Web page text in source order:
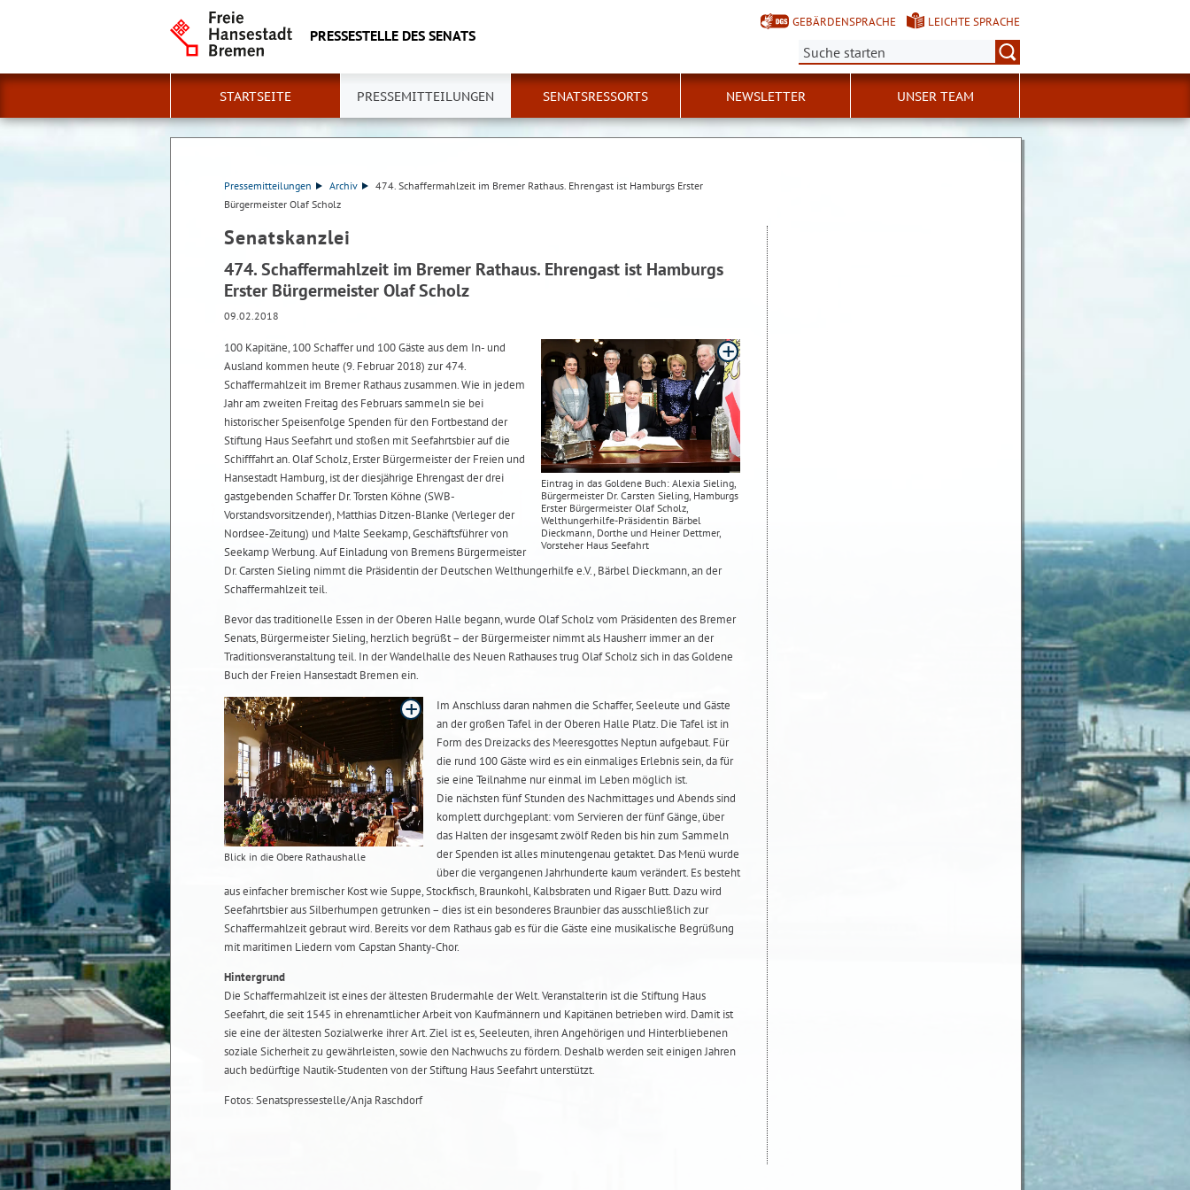
PRESSESTELLE DES SENATS
GEBÄRDENSPRACHE
LEICHTE SPRACHE
Suche:
STARTSEITE PRESSEMITTEILUNGEN SENATSRESSORTS NEWSLETTER UNSER TEAM
Pressemitteilungen Archiv
474. Schaffermahlzeit im Bremer Rathaus. Ehrengast ist Hamburgs Erster
Bürgermeister Olaf Scholz
Senatskanzlei
474. Schaffermahlzeit im Bremer Rathaus. Ehrengast ist Hamburgs
Erster Bürgermeister Olaf Scholz
09.02.2018
Eintrag in das Goldene Buch: Alexia Sieling,
Bürgermeister Dr. Carsten Sieling, Hamburgs
Erster Bürgermeister Olaf Scholz,
Welthungerhilfe-Präsidentin Bärbel
Dieckmann, Dorthe und Heiner Dettmer,
Vorsteher Haus Seefahrt
100 Kapitäne, 100 Schaffer und 100 Gäste aus dem In- und
Ausland kommen heute (9. Februar 2018) zur 474.
Schaffermahlzeit im Bremer Rathaus zusammen. Wie in jedem
Jahr am zweiten Freitag des Februars sammeln sie bei
historischer Speisenfolge Spenden für den Fortbestand der
Stiftung Haus Seefahrt und stoßen mit Seefahrtsbier auf die
Schifffahrt an. Olaf Scholz, Erster Bürgermeister der Freien und
Hansestadt Hamburg, ist der diesjährige Ehrengast der drei
gastgebenden Schaffer Dr. Torsten Köhne (SWB-
Vorstandsvorsitzender), Matthias Ditzen-Blanke (Verleger der
Nordsee-Zeitung) und Malte Seekamp, Geschäftsführer von
Seekamp Werbung. Auf Einladung von Bremens Bürgermeister
Dr. Carsten Sieling nimmt die Präsidentin der Deutschen Welthungerhilfe e.V., Bärbel Dieckmann, an der
Schaffermahlzeit teil.
Bevor das traditionelle Essen in der Oberen Halle begann, wurde Olaf Scholz vom Präsidenten des Bremer
Senats, Bürgermeister Sieling, herzlich begrüßt – der Bürgermeister nimmt als Hausherr immer an der
Traditionsveranstaltung teil. In der Wandelhalle des Neuen Rathauses trug Olaf Scholz sich in das Goldene
Buch der Freien Hansestadt Bremen ein.
Blick in die Obere Rathaushalle
Im Anschluss daran nahmen die Schaffer, Seeleute und Gäste
an der großen Tafel in der Oberen Halle Platz. Die Tafel ist in
Form des Dreizacks des Meeresgottes Neptun aufgebaut. Für
die rund 100 Gäste wird es ein einmaliges Erlebnis sein, da für
sie eine Teilnahme nur einmal im Leben möglich ist.
Die nächsten fünf Stunden des Nachmittages und Abends sind
komplett durchgeplant: vom Servieren der fünf Gänge, über
das Halten der insgesamt zwölf Reden bis hin zum Sammeln
der Spenden ist alles minutengenau getaktet. Das Menü wurde
über die vergangenen Jahrhunderte kaum verändert. Es besteht
aus einfacher bremischer Kost wie Suppe, Stockfisch, Braunkohl, Kalbsbraten und Rigaer Butt. Dazu wird
Seefahrtsbier aus Silberhumpen getrunken – dies ist ein besonderes Braunbier das ausschließlich zur
Schaffermahlzeit gebraut wird. Bereits vor dem Rathaus gab es für die Gäste eine musikalische Begrüßung
mit maritimen Liedern vom Capstan Shanty-Chor.
Hintergrund
Die Schaffermahlzeit ist eines der ältesten Brudermahle der Welt. Veranstalterin ist die Stiftung Haus
Seefahrt, die seit 1545 in ehrenamtlicher Arbeit von Kaufmännern und Kapitänen betrieben wird. Damit ist
sie eine der ältesten Sozialwerke ihrer Art. Ziel ist es, Seeleuten, ihren Angehörigen und Hinterbliebenen
soziale Sicherheit zu gewährleisten, sowie den Nachwuchs zu fördern. Deshalb werden seit einigen Jahren
auch bedürftige Nautik-Studenten von der Stiftung Haus Seefahrt unterstützt.
Fotos: Senatspressestelle/Anja Raschdorf